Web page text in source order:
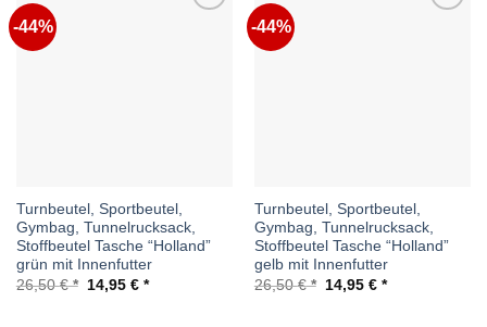
-44%
Turnbeutel, Sportbeutel,
Gymbag, Tunnelrucksack,
Stoffbeutel Tasche “Holland”
grün mit Innenfutter
26,50€
Ursprünglicher
14,95 € Aktueller
-44%
Turnbeutel, Sportbeutel,
Gymbag, Tunnelrucksack,
Stoffbeutel Tasche “Holland”
gelb mit Innenfutter
26,50€
Ursprünglicher
14,95 € Aktueller